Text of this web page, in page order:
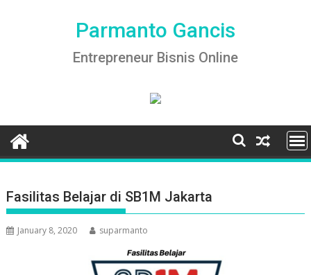
Parmanto Gancis
Entrepreneur Bisnis Online
Fasilitas Belajar di SB1M Jakarta
January 8, 2020 suparmanto